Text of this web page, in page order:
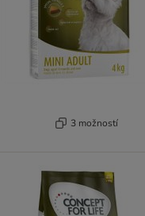
3 možností